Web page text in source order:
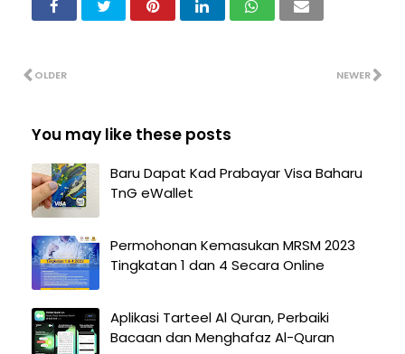
NEWER
OLDER
You may like these posts
Baru Dapat Kad Prabayar Visa Baharu
TnG eWallet
Permohonan Kemasukan MRSM 2023
Tingkatan 1 dan 4 Secara Online
Aplikasi Tarteel Al Quran, Perbaiki
Bacaan dan Menghafaz Al-Quran